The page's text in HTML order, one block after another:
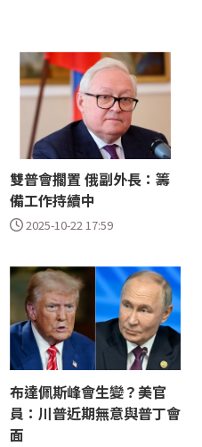
雙普會擱置 俄副外長：籌
備工作持續中
2025-10-22 17:59
布達佩斯峰會生變？美官
員：川普近期無意與普丁會
面